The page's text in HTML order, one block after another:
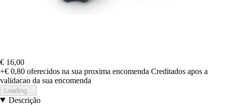
€ 16,00
+€ 0,80 oferecidos na sua proxima encomenda Creditados apos a
validacao da sua encomenda
Loading...
Descrição